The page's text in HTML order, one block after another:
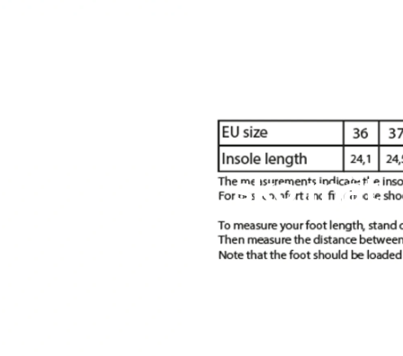
sko mät